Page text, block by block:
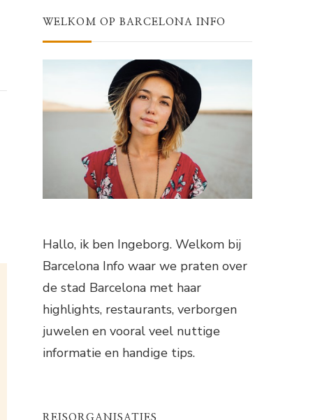
WELKOM OP BARCELONA INFO
Hallo, ik ben Ingeborg. Welkom bij
Barcelona Info waar we praten over
de stad Barcelona met haar
highlights, restaurants, verborgen
juwelen en vooral veel nuttige
informatie en handige tips.
REISORGANISATIES